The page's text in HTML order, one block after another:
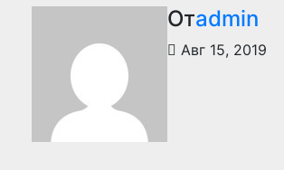
Отadmin
Авг 15, 2019